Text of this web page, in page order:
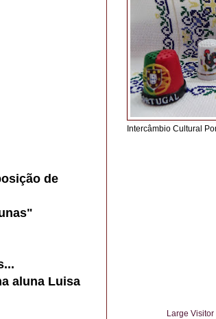
de
aluna Luisa
Intercâmbio Cultural
Large Visitor